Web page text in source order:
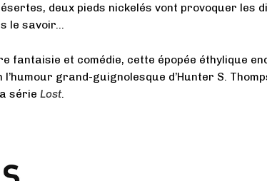
deux pieds nickelés vont provoquer les
le savoir…
fantaisie et comédie, cette épopée éthylique
l’humour grand-guignolesque d’Hunter S.
série Lost.